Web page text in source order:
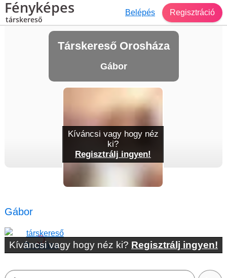
Fényképes
társkereső
Belépés Regisztráció
Társkereső Orosháza
Gábor
Gábor
Kíváncsi vagy hogy néz ki? Regisztrálj ingyen!
Kíváncsi vagy hogy néz
ki?
Regisztrálj ingyen!